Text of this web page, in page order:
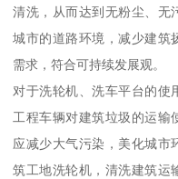
清洗，从而达到无粉尘、无
城市的道路环境，减少建筑
需求，符合可持续发展观。
对于洗轮机、洗车平台的使
工程车辆对建筑垃圾的运输
应减少大气污染，美化城市
筑工地洗轮机，清洗建筑运